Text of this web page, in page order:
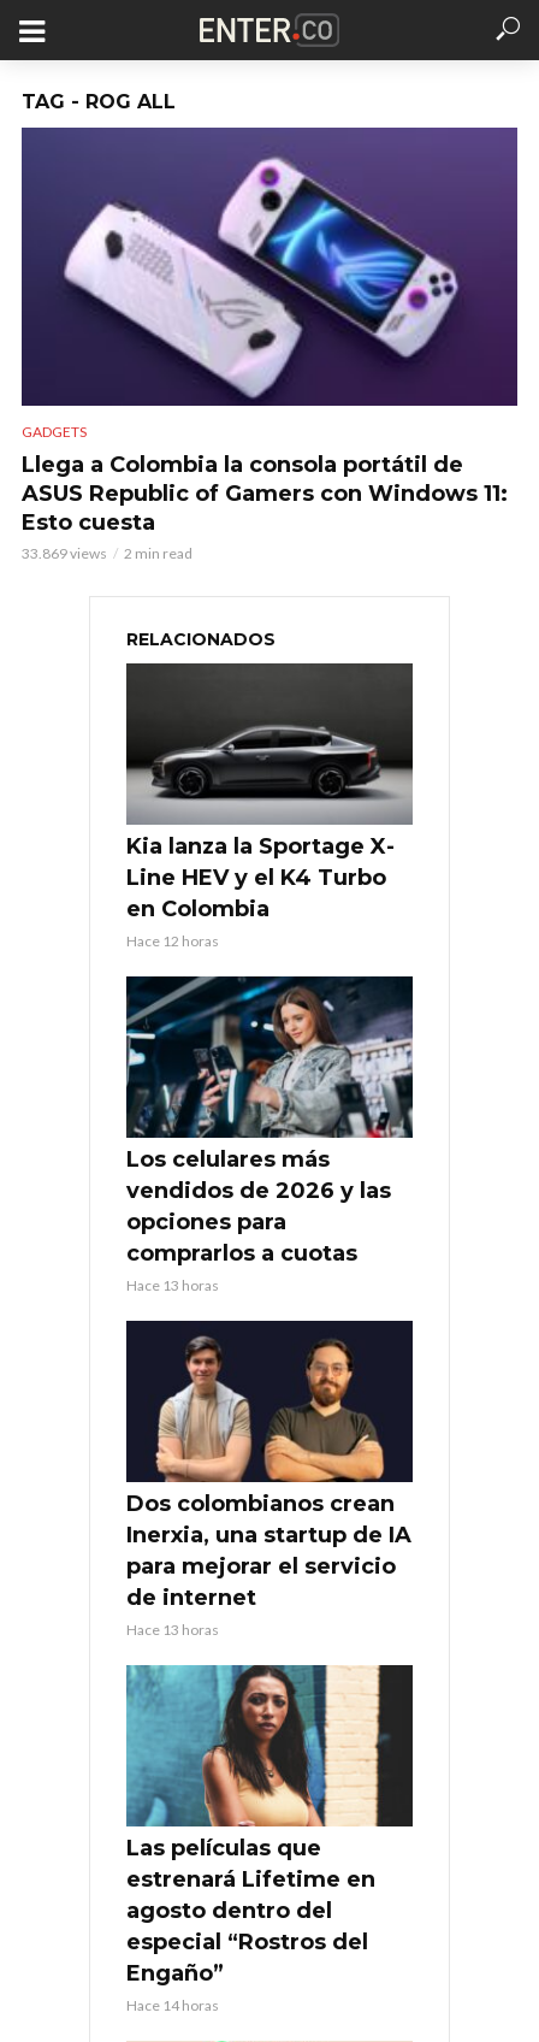
TAG - ROG ALL
GADGETS
Llega a Colombia la consola portátil de
ASUS Republic of Gamers con Windows 11:
Esto cuesta
33.869 views 2 min read
RELACIONADOS
Kia lanza la Sportage X-
Line HEV y el K4 Turbo
en Colombia
Hace 12 horas
Los celulares más
vendidos de 2026 y las
opciones para
comprarlos a cuotas
Hace 13 horas
Dos colombianos crean
Inerxia, una startup de IA
para mejorar el servicio
de internet
Hace 13 horas
Las películas que
estrenará Lifetime en
agosto dentro del
especial “Rostros del
Engaño”
Hace 14 horas